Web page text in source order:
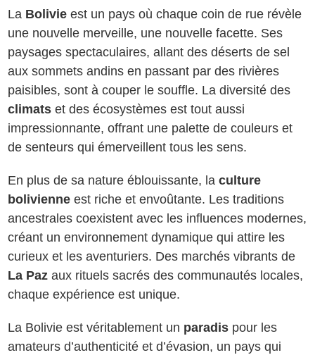
La Bolivie est un pays où chaque coin de rue révèle
une nouvelle merveille, une nouvelle facette. Ses
paysages spectaculaires, allant des déserts de sel
aux sommets andins en passant par des rivières
paisibles, sont à couper le souffle. La diversité des
climats et des écosystèmes est tout aussi
impressionnante, offrant une palette de couleurs et
de senteurs qui émerveillent tous les sens.
En plus de sa nature éblouissante, laculture
bolivienne est riche et envoûtante. Les traditions
ancestrales coexistent avec les influences modernes,
créant un environnement dynamique qui attire les
curieux et les aventuriers. Des marchés vibrants de
La Paz aux rituels sacrés des communautés locales,
chaque expérience est unique.
La Bolivie est véritablement un paradis pour les
amateurs d’authenticité et d’évasion, un pays qui